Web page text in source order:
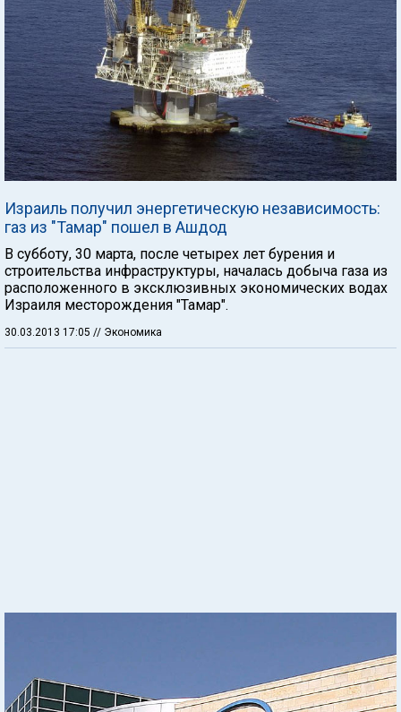
Израиль получил энергетическую независимость:
газ из "Тамар" пошел в Ашдод
В субботу, 30 марта, после четырех лет бурения и
строительства инфраструктуры, началась добыча газа из
расположенного в эксклюзивных экономических водах
Израиля месторождения "Тамар".
30.03.2013 17:05 // Экономика